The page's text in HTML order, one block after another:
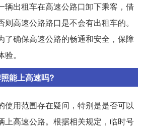
辆出租车在高速公路口卸下乘客，借
高速公路路口是不会有出租车的。
了确保高速公路的畅通和安全，保障
。
能上高速吗?
使用范围存在疑问，特别是是否可以
上高速公路。根据相关规定，临时号